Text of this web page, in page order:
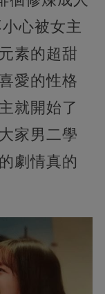
心被女主
素的超甜
愛的性格
就開始了
家男二學
劇情真的